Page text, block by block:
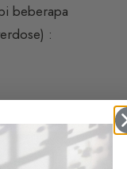
beberapa
: